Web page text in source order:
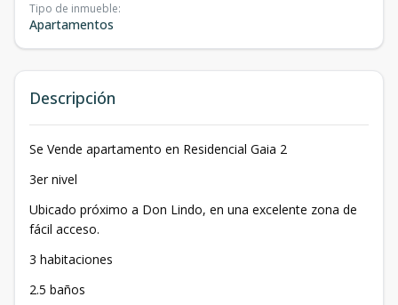
Tipo de inmueble:
Apartamentos
Descripción
Se Vende apartamento en Residencial Gaia 2
3er nivel
Ubicado próximo a Don Lindo, en una excelente zona de
fácil acceso.
3 habitaciones
2.5 baños